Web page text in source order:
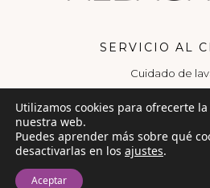
SERVICIO AL
Cuidado de
Utilizamos cookies para ofrecerte
nuestra web.
Puedes aprender más sobre qué
desactivarlas en los ajustes.
Aceptar